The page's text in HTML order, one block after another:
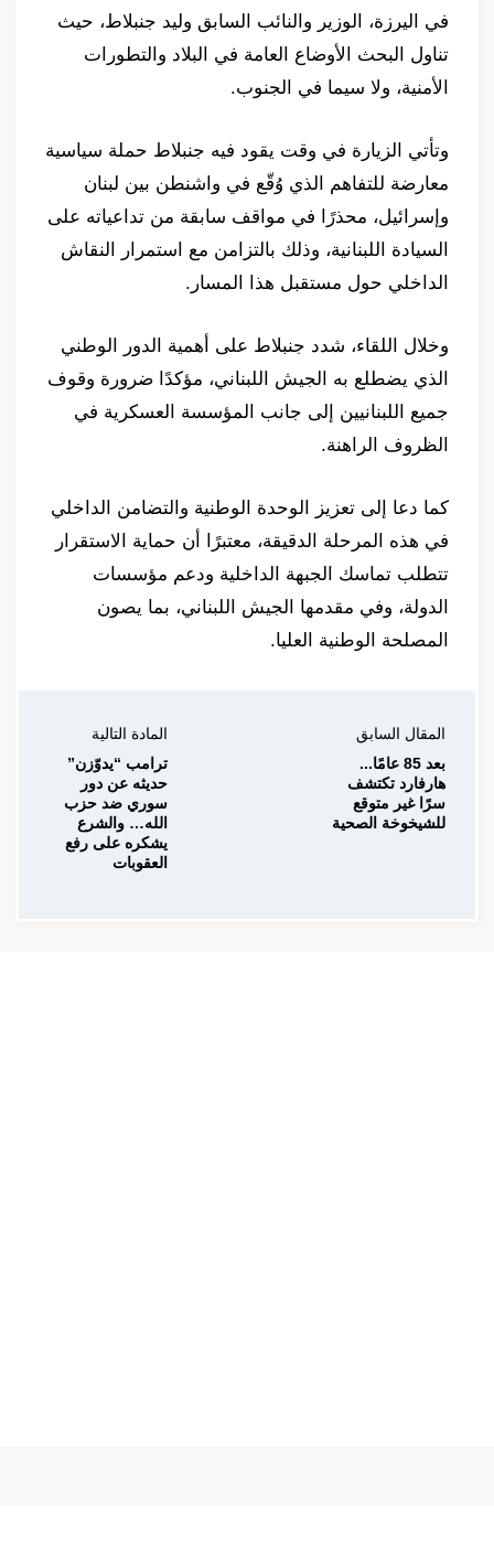
في اليرزة، الوزير والنائب السابق وليد جنبلاط، حيث
تناول البحث الأوضاع العامة في البلاد والتطورات
الأمنية، ولا سيما في الجنوب.
وتأتي الزيارة في وقت يقود فيه جنبلاط حملة سياسية
معارضة للتفاهم الذي وُقّع في واشنطن بين لبنان
وإسرائيل، محذرًا في مواقف سابقة من تداعياته على
السيادة اللبنانية، وذلك بالتزامن مع استمرار النقاش
الداخلي حول مستقبل هذا المسار.
وخلال اللقاء، شدد جنبلاط على أهمية الدور الوطني
الذي يضطلع به الجيش اللبناني، مؤكدًا ضرورة وقوف
جميع اللبنانيين إلى جانب المؤسسة العسكرية في
الظروف الراهنة.
كما دعا إلى تعزيز الوحدة الوطنية والتضامن الداخلي
في هذه المرحلة الدقيقة، معتبرًا أن حماية الاستقرار
تتطلب تماسك الجبهة الداخلية ودعم مؤسسات
الدولة، وفي مقدمها الجيش اللبناني، بما يصون
المصلحة الوطنية العليا.
المقال السابق
بعد 85 عامًا...
هارفارد تكتشف
سرًا غير متوقع
للشيخوخة الصحية
المادة التالية
ترامب “يدوّزن”
حديثه عن دور
سوري ضد حزب
الله… والشرع
يشكره على رفع
العقوبات